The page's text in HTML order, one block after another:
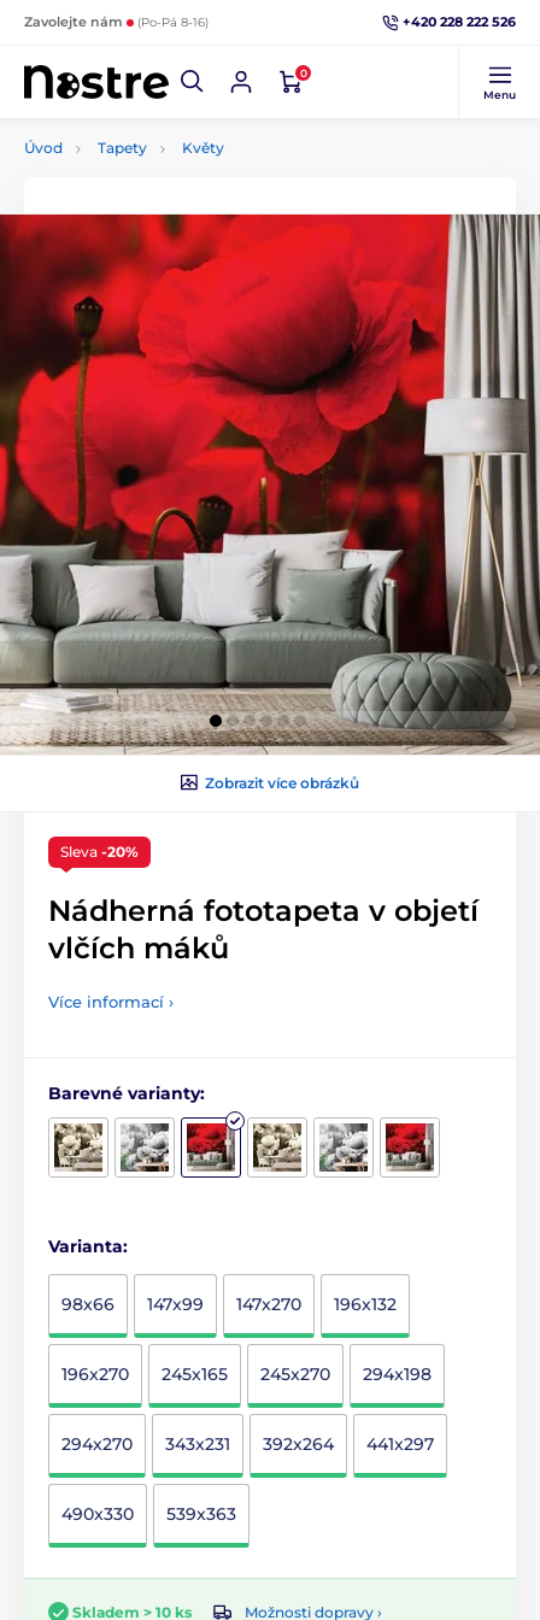
Zavolejte nám (Po-Pá 8-16) +420 228 222 526
0
Menu
Úvod Tapety Květy
Zobrazit více obrázků
Sleva -20%
Nádherná fototapeta v objetí
vlčích máků
Více informací ›
Barevné varianty:
Varianta:
98x66 147x99 147x270 196x132
196x270 245x165 245x270 294x198
294x270 343x231 392x264 441x297
490x330 539x363
Skladem > 10 ks Možnosti dopravy ›